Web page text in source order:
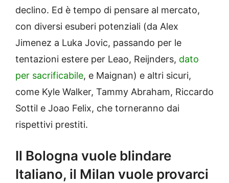
declino. Ed è tempo di pensare al mercato,
con diversi esuberi potenziali (da Alex
Jimenez a Luka Jovic, passando per le
tentazioni estere per Leao, Reijnders, dato
per sacrificabile, e Maignan) e altri sicuri,
come Kyle Walker, Tammy Abraham, Riccardo
Sottil e Joao Felix, che torneranno dai
rispettivi prestiti.
Il Bologna vuole blindare
Italiano, il Milan vuole provarci